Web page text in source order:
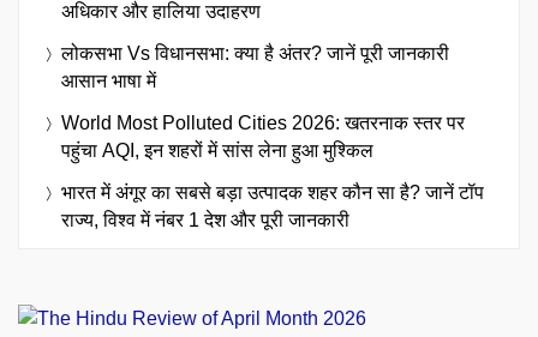
अधिकार और हालिया उदाहरण
लोकसभा Vs विधानसभा: क्या है अंतर? जानें पूरी जानकारी
आसान भाषा में
World Most Polluted Cities 2026: खतरनाक स्तर पर
पहुंचा AQI, इन शहरों में सांस लेना हुआ मुश्किल
भारत में अंगूर का सबसे बड़ा उत्पादक शहर कौन सा है? जानें टॉप
राज्य, विश्व में नंबर 1 देश और पूरी जानकारी